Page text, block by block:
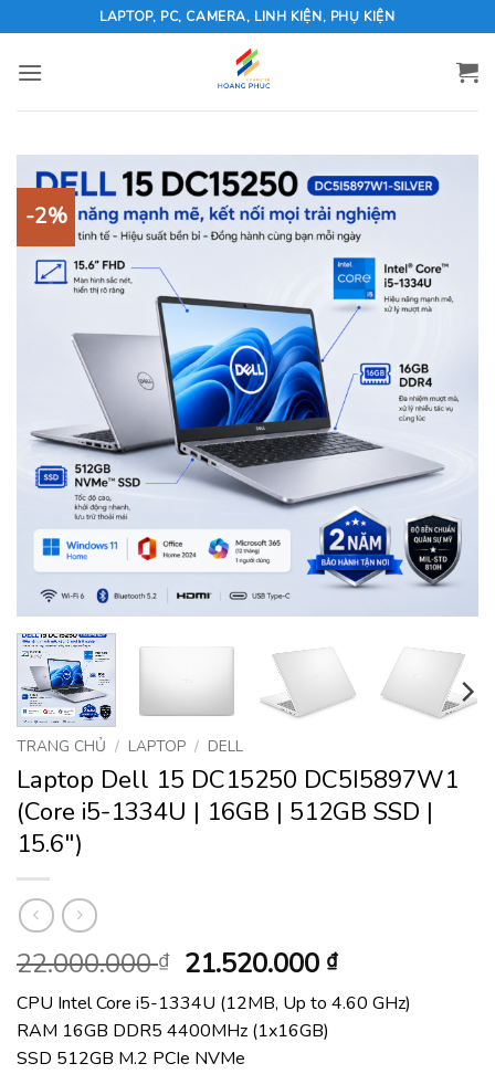
to
content
LAPTOP, PC, CAMERA, LINH KIỆN, PHỤ KIỆN
-2%
TRANG CHỦ / LAPTOP / DELL
Laptop Dell 15 DC15250 DC5I5897W1
(Core i5-1334U | 16GB | 512GB SSD |
15.6″)
22.000.000₫ Giá
gốc
là:
22.000.000 ₫.
21.520.000 ₫Giá
hiện
tại
CPU Intel Core i5-1334U (12MB, Up to 4.60 GHz)
RAM 16GB DDR5 4400MHz (1x16GB)
SSD 512GB M.2 PCIe NVMe